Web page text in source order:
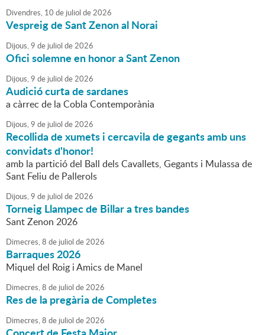
Divendres, 10 de juliol de2026
Vespreig de Sant Zenon al Norai
Dijous,9 de juliol de2026
Ofici solemne en honor a Sant Zenon
Dijous,9 de juliol de2026
Audició curta de sardanes
a càrrec de la Cobla Contemporània
Dijous,9 de juliol de2026
Recollida de xumets i cercavila de gegants amb uns
convidats d'honor!
amb la partició del Ball dels Cavallets, Gegants i Mulassa de
Sant Feliu de Pallerols
Dijous,9 de juliol de2026
Torneig Llampec de Billar a tres bandes
Sant Zenon 2026
Dimecres,8 de juliol de2026
Barraques 2026
Miquel del Roig i Amics de Manel
Dimecres,8 de juliol de2026
Res de la pregària de Completes
Dimecres,8 de juliol de2026